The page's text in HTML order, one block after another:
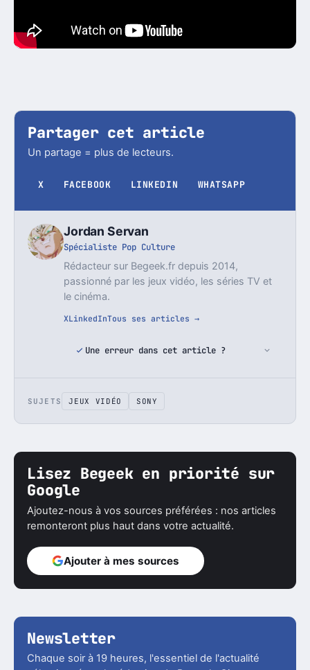
Partager cet article
Un partage = plus de lecteurs.
X FACEBOOK LINKEDIN WHATSAPP
Jordan Servan
Spécialiste Pop Culture
Rédacteur sur Begeek.fr depuis 2014,
passionné par les jeux vidéo, les séries TV et
le cinéma.
XLinkedInTous ses articles →
Une erreur dans cet article ?
SUJETS JEUX VIDÉO SONY
Lisez Begeek en priorité sur
Google
Ajoutez-nous à vos sources préférées : nos articles
remonteront plus haut dans votre actualité.
Ajouter à mes sources
Newsletter
Chaque soir à 19 heures, l'essentiel de l'actualité